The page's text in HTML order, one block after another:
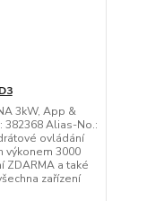
3kW, App &
382368 Alias-No.:
ovládání
výkonem 3000
ZDARMA a také
zařízení